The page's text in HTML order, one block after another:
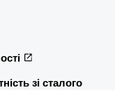
зі сталого